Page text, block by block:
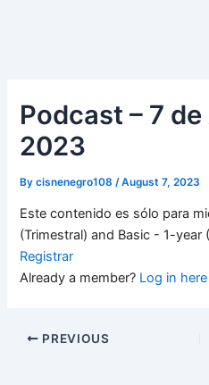
Podcast – 7
2023
Bycisnenegro108 /August 7, 2023
Este contenido es sólo para
(Trimestral) and Basic - 1-year
Registrar
Already a member? Log in here
PREVIOUS